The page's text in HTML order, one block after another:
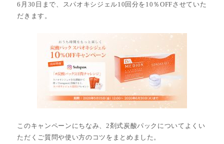
6月30日まで、スパオキシジェル10回分を10％OFFさせていた
だきます。
このキャンペーンにちなみ、2剤式炭酸パックについてよくい
ただくご質問や使い方のコツをまとめました。